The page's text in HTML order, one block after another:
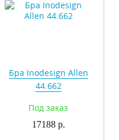
Бра Inodesign Allen
44.662
Под заказ
17188 р.